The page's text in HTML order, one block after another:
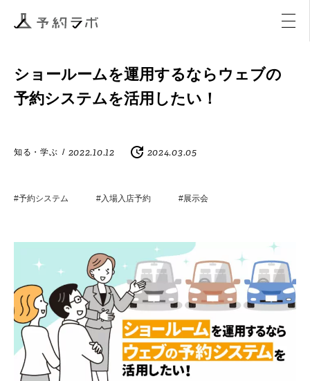
アクティビティ
ショールームを運用するならウェブの
予約システムを活用したい！
知る・学ぶ / 2022.10.12 2024.03.05
#予約システム #入場入店予約 #展示会